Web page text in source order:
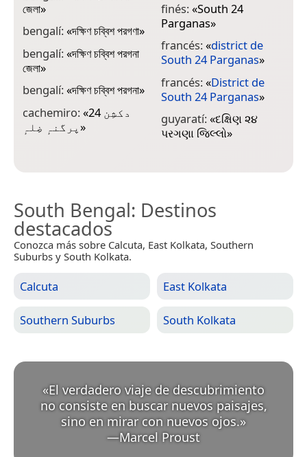
জেলা»
bengalí:«দক্ষিণ চব্বিশ পরগণা»
bengalí:«দক্ষিণ চব্বিশ পরগনা
জেলা»
bengalí:«দক্ষিণ চব্বিশ পরগনা»
cachemiro:«دکشِن 24
پرگنہٕ ضِلہٕ»
finés:«South 24
Parganas»
francés:«district de
South 24 Parganas»
francés:«District de
South 24 Parganas»
guyaratí:«દક્ષિણ ૨૪
પરગણા જિલ્લો»
South Bengal: Destinos
destacados
Conozca más sobre Calcuta, East Kolkata, Southern
Suburbs y South Kolkata.
Calcuta East Kolkata
Southern Suburbs South Kolkata
«El verdadero viaje de descubrimiento
no consiste en buscar nuevos paisajes,
sino en mirar con nuevos ojos.
—Marcel Proust